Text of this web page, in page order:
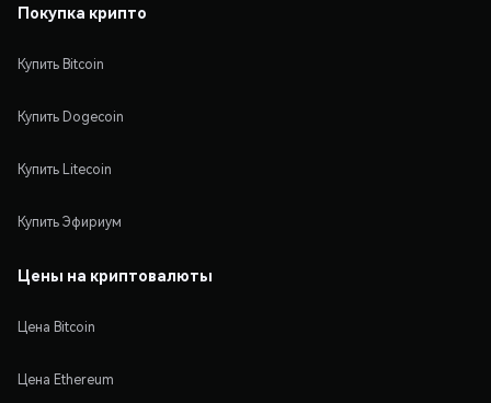
Покупка крипто
Купить Bitcoin
Купить Dogecoin
Купить Litecoin
Купить Эфириум
Цены на криптовалюты
Цена Bitcoin
Цена Ethereum